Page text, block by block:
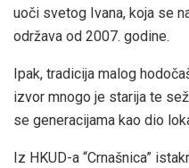
uoči svetog Ivana, koja se
održava od 2007. godine.
Ipak, tradicija malog
izvor mnogo je starija te
se generacijama kao dio
Iz HKUD-a “Crnašnica”